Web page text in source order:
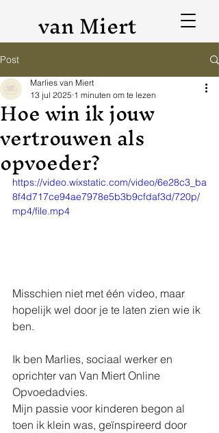
van Miert
Post
Hoe win ik jouw
vertrouwen als
opvoeder?
Marlies van Miert
13 jul 2025 1 minuten om te lezen
https://video.wixstatic.com/video/6e28c3_ba
8f4d717ce94ae7978e5b3b9cfdaf3d/720p/
mp4/file.mp4
Misschien niet met één video, maar
hopelijk wel door je te laten zien wie ik
ben.
Ik ben Marlies, sociaal werker en
oprichter van Van Miert Online
Opvoedadvies.
Mijn passie voor kinderen begon al
toen ik klein was, geïnspireerd door